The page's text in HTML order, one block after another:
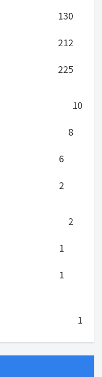
130
212
225
10
8
6
2
2
1
1
1